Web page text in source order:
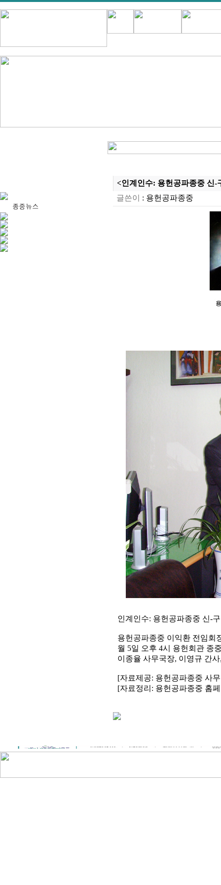
<인계인수: 용헌공파종중 신-
글쓴이
: 용헌공파종중
인계인수: 용헌공파종중 신-
용헌공파종중 이익환 전임회
월 5일 오후 4시 용헌회관 종
이종율 사무국장, 이영규 간
[자료제공: 용헌공파종중 사
[자료정리: 용헌공파종중 홈